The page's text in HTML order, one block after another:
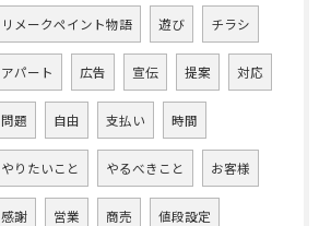
リメークペイント物語 遊び チラシ
アパート 広告 宣伝 提案 対応
問題 自由 支払い 時間
やりたいこと やるべきこと お客様
感謝 営業 商売 値段設定